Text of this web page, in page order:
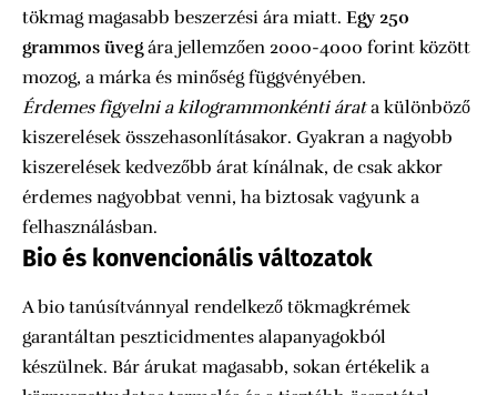
tökmag magasabb beszerzési ára miatt. Egy 250
grammos üveg ára jellemzően 2000-4000 forint között
mozog, a márka és minőség függvényében.
Érdemes figyelni a kilogrammonkénti árata különböző
kiszerelések összehasonlításakor. Gyakran a nagyobb
kiszerelések kedvezőbb árat kínálnak, de csak akkor
érdemes nagyobbat venni, ha biztosak vagyunk a
felhasználásban.
Bio és konvencionális változatok
A bio tanúsítvánnyal rendelkező tökmagkrémek
garantáltan peszticidmentes alapanyagokból
készülnek. Bár árukat magasabb, sokan értékelik a